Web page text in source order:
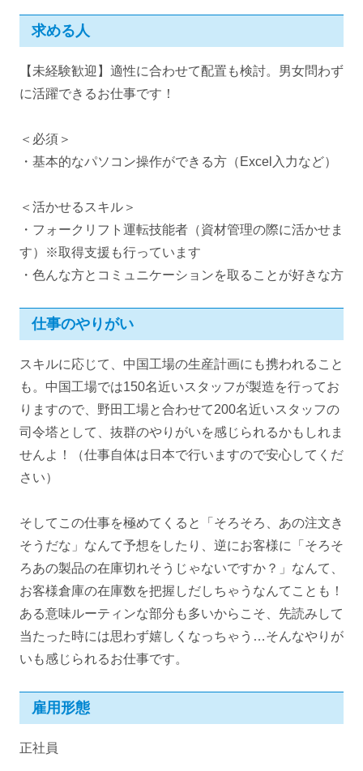
求める人
【未経験歓迎】適性に合わせて配置も検討。男女問わず
に活躍できるお仕事です！
＜必須＞
・基本的なパソコン操作ができる方（Excel入力など）
＜活かせるスキル＞
・フォークリフト運転技能者（資材管理の際に活かせま
す）※取得支援も行っています
・色んな方とコミュニケーションを取ることが好きな方
仕事のやりがい
スキルに応じて、中国工場の生産計画にも携われること
も。中国工場では150名近いスタッフが製造を行ってお
りますので、野田工場と合わせて200名近いスタッフの
司令塔として、抜群のやりがいを感じられるかもしれま
せんよ！（仕事自体は日本で行いますので安心してくだ
さい）
そしてこの仕事を極めてくると「そろそろ、あの注文き
そうだな」なんて予想をしたり、逆にお客様に「そろそ
ろあの製品の在庫切れそうじゃないですか？」なんて、
お客様倉庫の在庫数を把握しだしちゃうなんてことも！
ある意味ルーティンな部分も多いからこそ、先読みして
当たった時には思わず嬉しくなっちゃう…そんなやりが
いも感じられるお仕事です。
雇用形態
正社員